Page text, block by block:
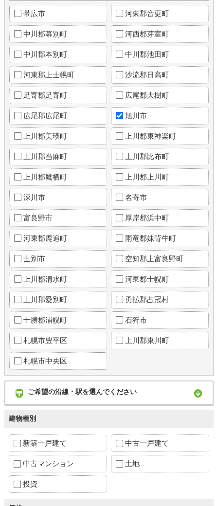
帯広市 河東郡音更町
中川郡幕別町 河西郡芽室町
中川郡本別町 中川郡池田町
河東郡上士幌町 沙流郡日高町
足寄郡足寄町 広尾郡大樹町
広尾郡広尾町 旭川市
上川郡美瑛町 上川郡東神楽町
上川郡当麻町 上川郡比布町
上川郡鷹栖町 上川郡上川町
深川市 名寄市
富良野市 厚岸郡浜中町
河東郡鹿追町 雨竜郡妹背牛町
士別市 空知郡上富良野町
上川郡清水町 河東郡士幌町
上川郡愛別町 勇払郡占冠村
十勝郡浦幌町 石狩市
札幌市豊平区 上川郡東川町
札幌市中央区
ご希望の沿線・駅を選んでください
建物種別
新築一戸建て 中古一戸建て
中古マンション 土地
投資